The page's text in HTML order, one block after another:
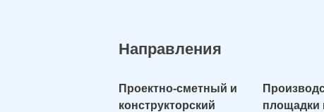
Направления
Проектно-сметный и
конструкторский
площадки